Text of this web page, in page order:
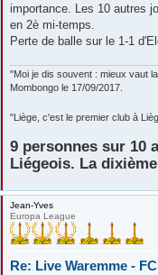
a
g
importance. Les 10 autres
en 2è mi-temps.
Perte de balle sur le 1-1
"Moi je dis souvent : mieux vaut
Mombongo le 17/09/2017.
"Liège, c'est le premier club à
9 personnes sur 10
Liégeois. La
Jean-Yves
Europa League
Re: Live Waremme -